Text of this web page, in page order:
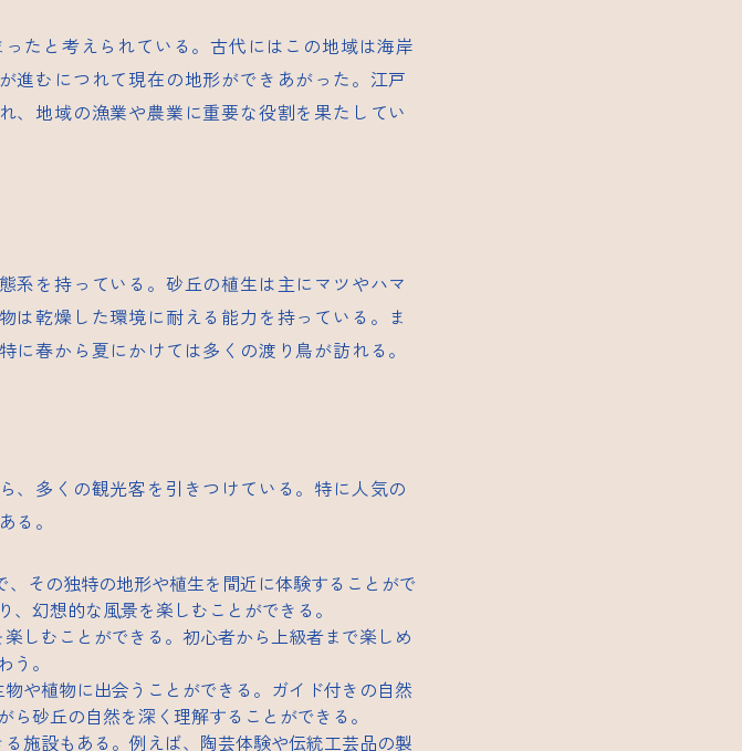
たと考えられている。古代にはこの地域は海岸
進むにつれて現在の地形ができあがった。江戸
、地域の漁業や農業に重要な役割を果たしてい
系を持っている。砂丘の植生は主にマツやハマ
は乾燥した環境に耐える能力を持っている。ま
春から夏にかけては多くの渡り鳥が訪れる。
、多くの観光客を引きつけている。特に人気の
る。
、その独特の地形や植生を間近に体験することがで
幻想的な風景を楽しむことができる。
しむことができる。初心者から上級者まで楽しめ
。
や植物に出会うことができる。ガイド付きの自然
砂丘の自然を深く理解することができる。
施設もある。例えば、陶芸体験や伝統工芸品の製